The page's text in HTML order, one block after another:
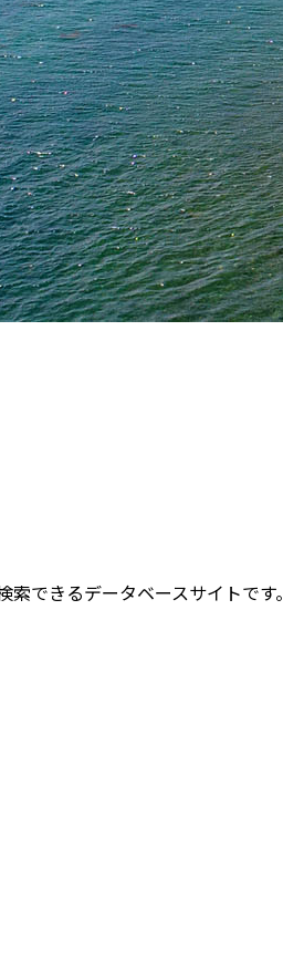
できるデータベースサイトです。